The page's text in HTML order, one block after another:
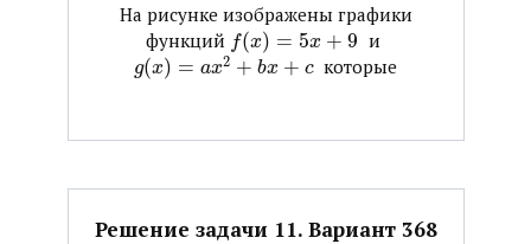
На рисунке изображены графики
функций ​ f(x) = 5x + 9 ​ и ​
g(x) = ax2 + bx + c ​ которые
Решение задачи 11. Вариант 368